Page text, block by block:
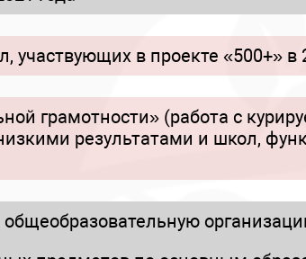
в проекте «500+» в
грамотности» (работа с
результатами и школ,